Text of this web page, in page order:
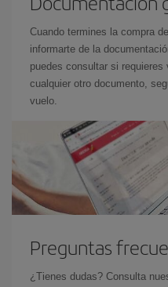
Cuando termines la compra
informarte de la
puedes consultar si
cualquier otro documento,
vuelo.
Preguntas
¿Tienes dudas? Consulta